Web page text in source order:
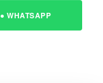
● WHATSAPP